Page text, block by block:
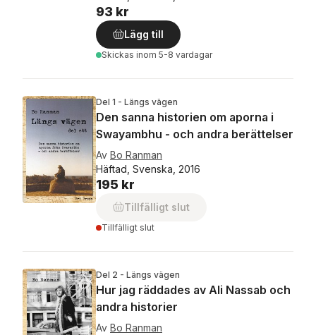
93 kr
Lägg till
Skickas inom 5-8 vardagar
Del 1 - Längs vägen
Den sanna historien om aporna i
Swayambhu - och andra berättelser
Av Bo Ranman
Häftad, Svenska, 2016
195 kr
Tillfälligt slut
Tillfälligt slut
Del 2 - Längs vägen
Hur jag räddades av Ali Nassab och
andra historier
Av Bo Ranman